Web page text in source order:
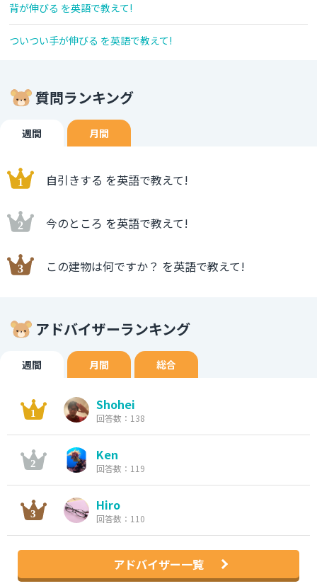
背が伸びる を英語で教えて!
ついつい手が伸びる を英語で教えて!
質問ランキング
週間 月間
自引きする を英語で教えて!
今のところ を英語で教えて!
この建物は何ですか？ を英語で教えて!
アドバイザーランキング
週間 月間 総合
Shohei
回答数：138
Ken
回答数：119
Hiro
回答数：110
アドバイザー一覧